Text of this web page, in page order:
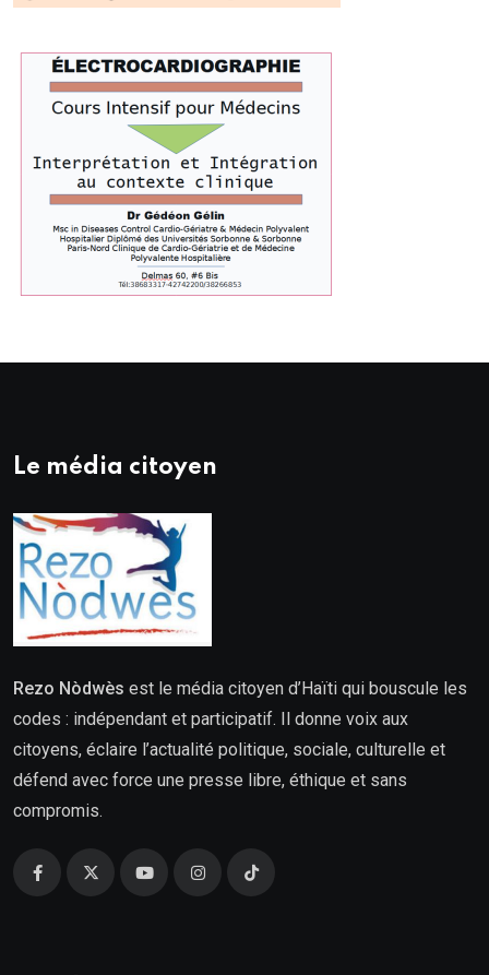
Le média citoyen
Rezo Nòdwès est le média citoyen d’Haïti qui bouscule les
codes : indépendant et participatif. Il donne voix aux
citoyens, éclaire l’actualité politique, sociale, culturelle et
défend avec force une presse libre, éthique et sans
compromis.